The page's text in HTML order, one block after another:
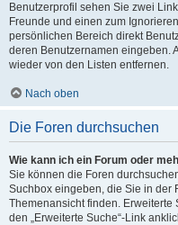
Benutzerprofil sehen Sie zwei
Freunde und einen zum
persönlichen Bereich direkt
deren Benutzernamen eingeben.
wieder von den Listen entfernen.
Nach oben
Die Foren durchsuchen
Wie kann ich ein Forum oder
Sie können die Foren
Suchbox eingeben, die Sie in der
Themenansicht finden.
den „Erweiterte Suche“-Link